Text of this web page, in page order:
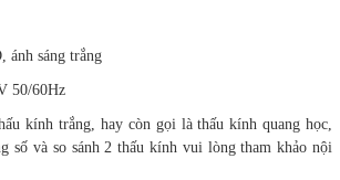
ánh sáng trắng
50/60Hz
kính trắng, hay còn gọi là thấu kính quang học,
số và so sánh 2 thấu kính vui lòng tham khảo nội